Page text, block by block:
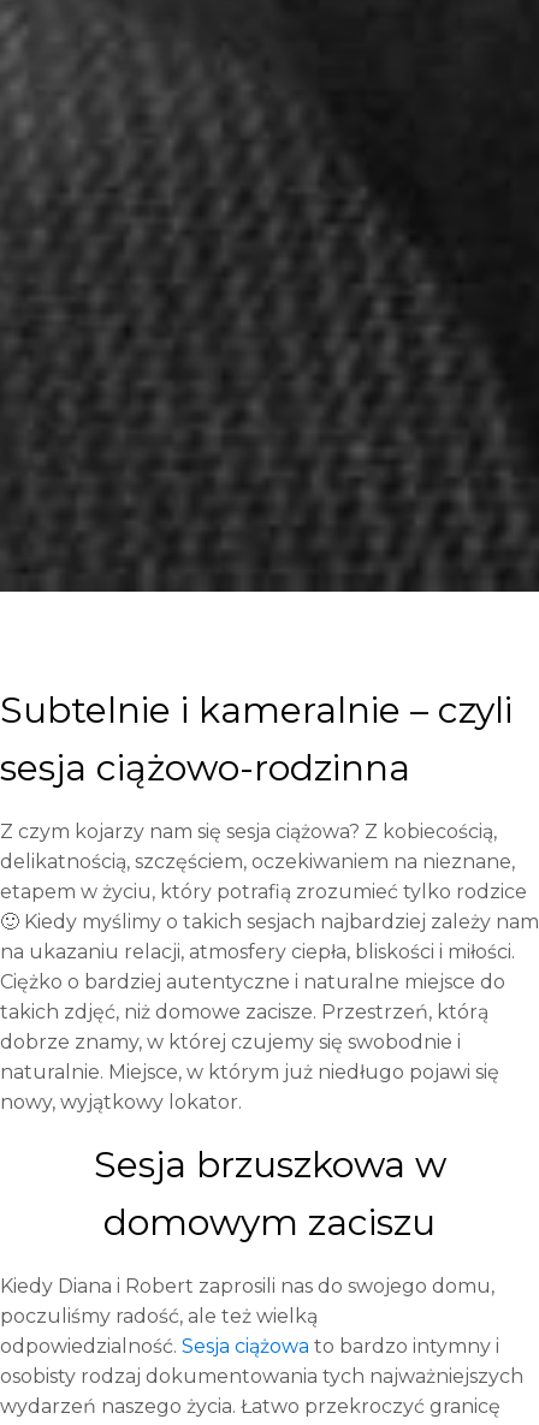
Subtelnie i kameralnie – czyli
sesja ciążowo-rodzinna
Z czym kojarzy nam się sesja ciążowa? Z kobiecością,
delikatnością, szczęściem, oczekiwaniem na nieznane,
etapem w życiu, który potrafią zrozumieć tylko rodzice
🙂 Kiedy myślimy o takich sesjach najbardziej zależy nam
na ukazaniu relacji, atmosfery ciepła, bliskości i miłości.
Ciężko o bardziej autentyczne i naturalne miejsce do
takich zdjęć, niż domowe zacisze. Przestrzeń, którą
dobrze znamy, w której czujemy się swobodnie i
naturalnie. Miejsce, w którym już niedługo pojawi się
nowy, wyjątkowy lokator.
Sesja brzuszkowa w
domowym zaciszu
Kiedy Diana i Robert zaprosili nas do swojego domu,
poczuliśmy radość, ale też wielką
odpowiedzialność. Sesja ciążowa to bardzo intymny i
osobisty rodzaj dokumentowania tych najważniejszych
wydarzeń naszego życia. Łatwo przekroczyć granicę